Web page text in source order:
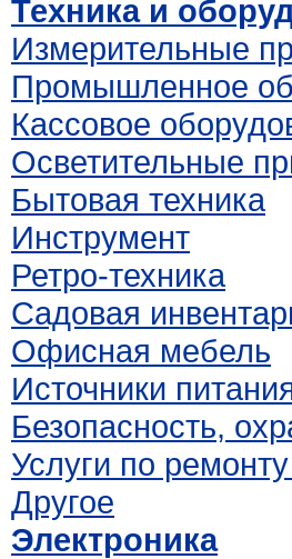
Техника и
Измерительные
Промышленное
Кассовое
Осветительные
Бытовая техника
Инструмент
Ретро-техника
Садовая
Офисная мебель
Источники
Безопасность,
Услуги по
Другое
Электроника